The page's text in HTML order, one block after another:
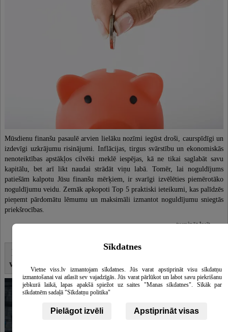
Mūsdienu finanšu pasaulē arvien lielāku nozīmi iegūst droši, caurspīdīgi un
izdevīgi uzkrājumu risinājumi. Inflācijas, tirgus svārstību un ekonomiskās
nenoteiktības apstākļos cilvēki meklē iespējas, kā ne tikai saglabāt savu
kapitālu, bet arī likt naudai strādāt viņu labā. Tomēr, lai noguldījums
patiešām kalpotu Jūsu finanšu mērķiem, ir svarīgi izvēlēties piemērotāko
noguldījumu veidu. Zemāk apkopoti Top 5 praktiski ieteikumi, kas palīdzēs
pieņemt pārdomātu lēmumu un maksimāli izmantot noguldījumu sniegtās
priekšrocības.
turpināt lasīt ...
No idejas līdz rezultātam: pilns ceļvedis
web lapas izstrādē uzņēmumiem
Sīkdatnes
Vietne viss.lv izmantojam sīkdatnes. Jūs varat apstiprināt visu sīkdatņu
izmantošanai vai atlasīt sev vajadzīgās. Jūs varat pārlūkot un labot savu piekrišanu
jebkurā laikā, lapas apakšā spiežot uz saites "Manas sīkdatnes". Sīkāk par
sīkdatnēm sadaļā "Sīkdatņu politika"
Pielāgot izvēli Apstiprināt visas